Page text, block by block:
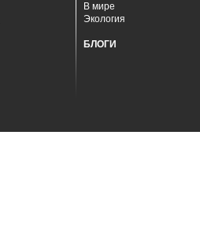
В мире
Экология
БЛОГИ